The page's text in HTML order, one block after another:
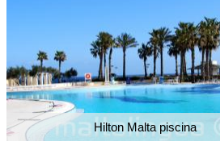
Hilton Malta piscina